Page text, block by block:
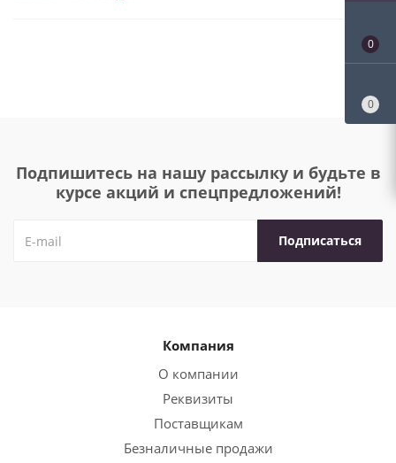
Подпишитесь на нашу рассылку и будьте в
курсе акций и спецпредложений!
Компания
О компании
Реквизиты
Поставщикам
Безналичные продажи
0
0